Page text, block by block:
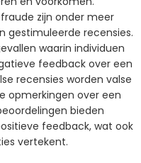
zijn onder meer
gestimuleerde recensies.
waarin individuen
feedback over een
recensies worden valse
opmerkingen over een
bieden
feedback, wat ook
vertekent.